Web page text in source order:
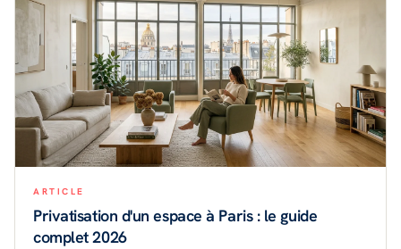
ARTICLE
Privatisation d'un espace à Paris : le guide
complet 2026